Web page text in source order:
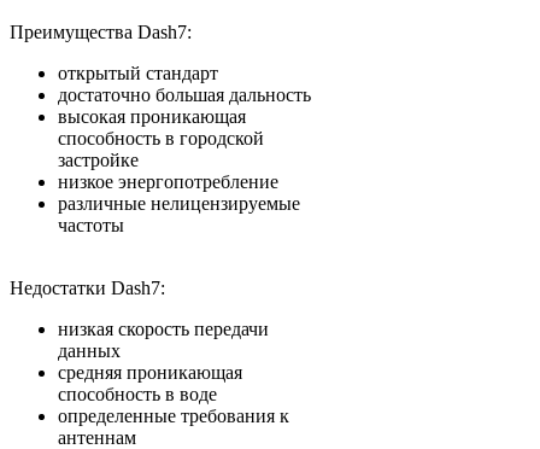
Преимущества Dash7:
открытый стандарт
достаточно большая дальность
высокая проникающая
способность в городской
застройке
низкое энергопотребление
различные нелицензируемые
частоты
Недостатки Dash7:
низкая скорость передачи
данных
средняя проникающая
способность в воде
определенные требования к
антеннам